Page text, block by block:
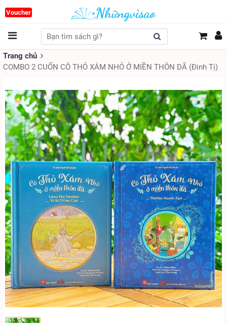
Voucher
Trang chủ
COMBO 2 CUỐN CÔ THỎ XÁM NHỎ Ở MIỀN THÔN DÃ (Đinh Tị)